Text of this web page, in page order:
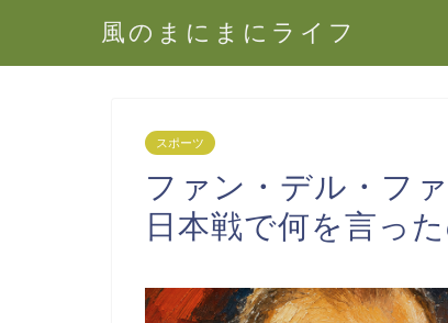
風のまにまにライフ
スポーツ
ファン・デル・フ
日本戦で何を言っ